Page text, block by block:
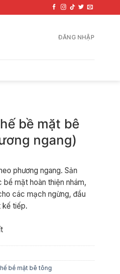
ĐĂNG NHẬP
bề mặt bê
ngang)
phương ngang. Sản
mặt hoàn thiện nhám,
các mạch ngừng, đầu
kế tiếp.
bề mặt bê tông